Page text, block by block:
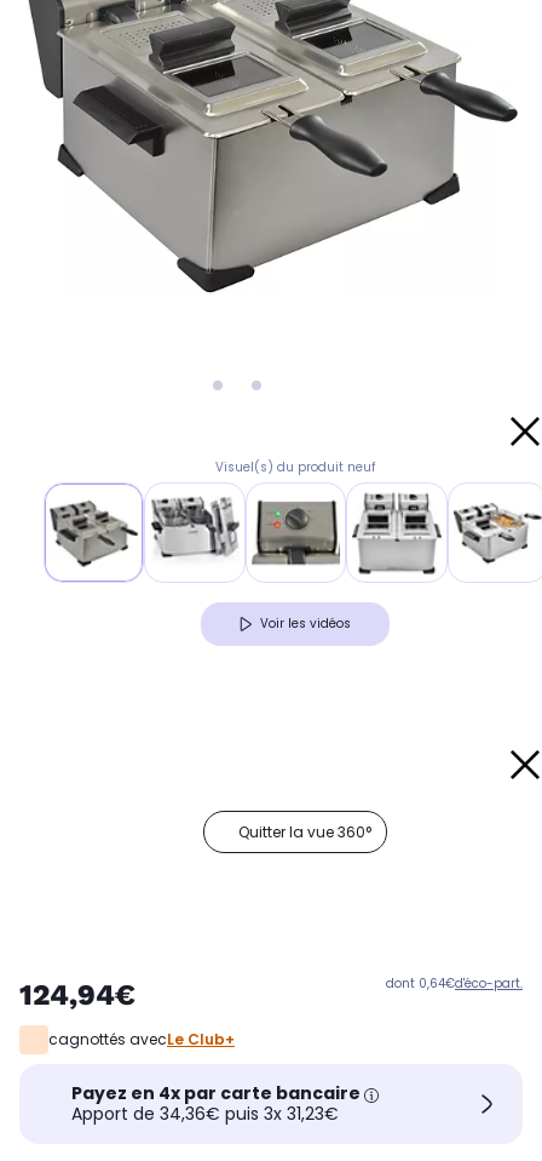
Visuel(s) du produit neuf
Voir les vidéos
Quitter la vue 360°
124,94€ dont 0,64€d'éco-part.
cagnottés avecLe Club+
Payez en 4x par carte bancaire
Apport de 34,36€ puis 3x 31,23€